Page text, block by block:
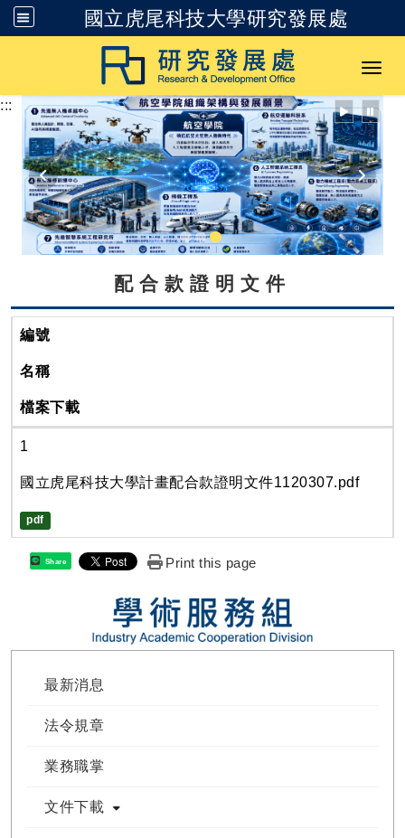
國立虎尾科技大學研究發展處
跳到主要內容
:::
配合款證明文件
編號
名稱
檔案下載
1
國立虎尾科技大學計畫配合款證明文件1120307.pdf
pdf
Share Print this page
最新消息
法令規章
業務職掌
文件下載